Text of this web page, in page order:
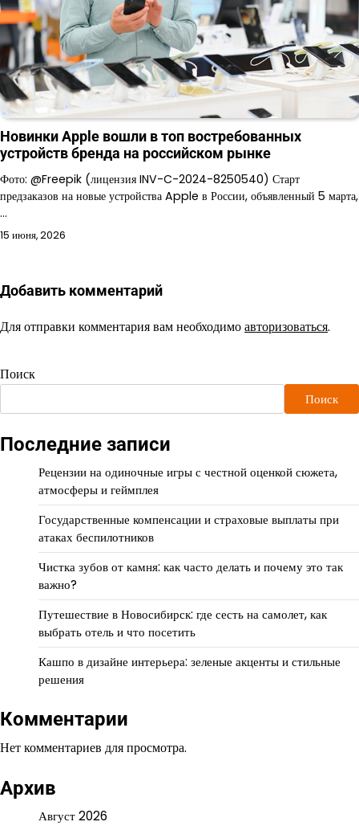
Новинки Apple вошли в топ востребованных
устройств бренда на российском рынке
Фото: @Freepik (лицензия INV-C-2024-8250540) Старт
предзаказов на новые устройства Apple в России, объявленный 5 марта,
…
15 июня, 2026
Добавить комментарий
Для отправки комментария вам необходимоавторизоваться.
Поиск
Поиск
Последние записи
Рецензии на одиночные игры с честной оценкой сюжета,
атмосферы и геймплея
Государственные компенсации и страховые выплаты при
атаках беспилотников
Чистка зубов от камня: как часто делать и почему это так
важно?
Путешествие в Новосибирск: где сесть на самолет, как
выбрать отель и что посетить
Кашпо в дизайне интерьера: зеленые акценты и стильные
решения
Комментарии
Нет комментариев для просмотра.
Архив
Август 2026